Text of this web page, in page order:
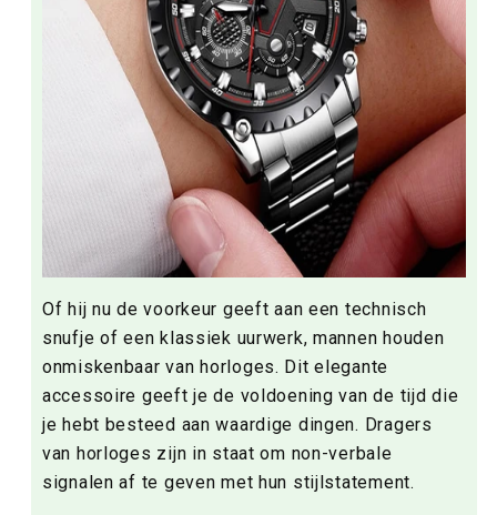
Of hij nu de voorkeur geeft aan een technisch
snufje of een klassiek uurwerk, mannen houden
onmiskenbaar van horloges. Dit elegante
accessoire geeft je de voldoening van de tijd die
je hebt besteed aan waardige dingen. Dragers
van horloges zijn in staat om non-verbale
signalen af te geven met hun stijlstatement.